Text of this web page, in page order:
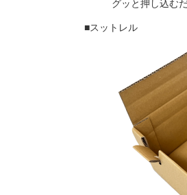
グッ
■スットレル